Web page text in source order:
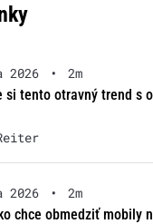
•
2m
si tento otravný trend s
•
2m
chce obmedziť mobily